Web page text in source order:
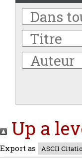
Up a
Export as